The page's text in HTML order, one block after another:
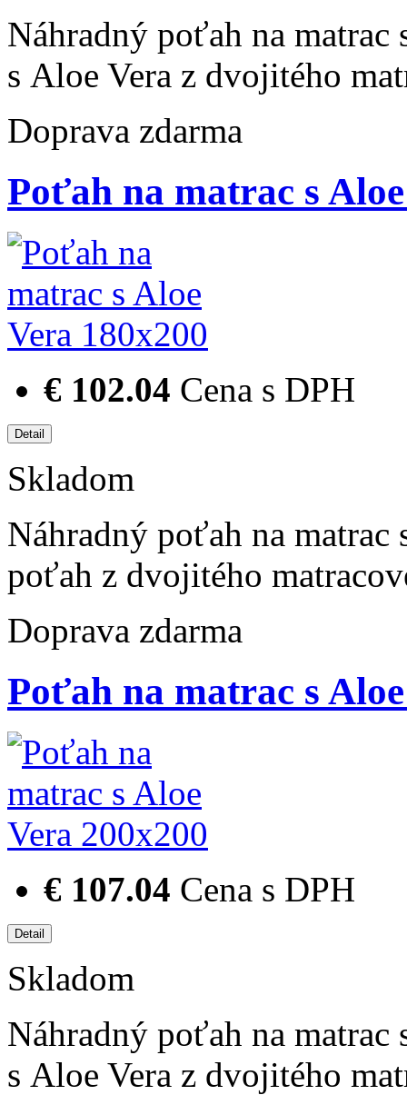
Náhradný poťah na
s Aloe Vera z dvojitého
Doprava zdarma
Poťah na matrac s
€ 102.04 Cena s DPH
Skladom
Náhradný poťah na matrac
poťah z dvojitého
Doprava zdarma
Poťah na matrac s
€ 107.04 Cena s DPH
Skladom
Náhradný poťah na
s Aloe Vera z dvojitého